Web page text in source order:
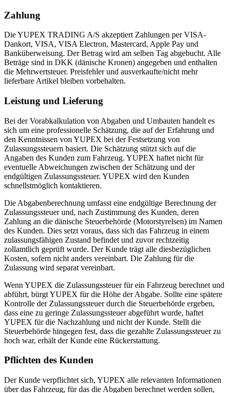
Zahlung
Die YUPEX TRADING A/S akzeptiert Zahlungen per VISA-
Dankort, VISA, VISA Electron, Mastercard, Apple Pay und
Banküberweisung. Der Betrag wird am selben Tag abgebucht. Alle
Beträge sind in DKK (dänische Kronen) angegeben und enthalten
die Mehrwertsteuer. Preisfehler und ausverkaufte/nicht mehr
lieferbare Artikel bleiben vorbehalten.
Leistung und Lieferung
Bei der Vorabkalkulation von Abgaben und Umbauten handelt es
sich um eine professionelle Schätzung, die auf der Erfahrung und
den Kenntnissen von YUPEX bei der Festsetzung von
Zulassungssteuern basiert. Die Schätzung stützt sich auf die
Angaben des Kunden zum Fahrzeug. YUPEX haftet nicht für
eventuelle Abweichungen zwischen der Schätzung und der
endgültigen Zulassungssteuer. YUPEX wird den Kunden
schnellstmöglich kontaktieren.
Die Abgabenberechnung umfasst eine endgültige Berechnung der
Zulassungssteuer und, nach Zustimmung des Kunden, deren
Zahlung an die dänische Steuerbehörde (Motorstyrelsen) im Namen
des Kunden. Dies setzt voraus, dass sich das Fahrzeug in einem
zulassungsfähigen Zustand befindet und zuvor rechtzeitig
zollamtlich geprüft wurde. Der Kunde trägt alle diesbezüglichen
Kosten, sofern nicht anders vereinbart. Die Zahlung für die
Zulassung wird separat vereinbart.
Wenn YUPEX die Zulassungssteuer für ein Fahrzeug berechnet und
abführt, bürgt YUPEX für die Höhe der Abgabe. Sollte eine spätere
Kontrolle der Zulassungssteuer durch die Steuerbehörde ergeben,
dass eine zu geringe Zulassungssteuer abgeführt wurde, haftet
YUPEX für die Nachzahlung und nicht der Kunde. Stellt die
Steuerbehörde hingegen fest, dass die gezahlte Zulassungssteuer zu
hoch war, erhält der Kunde eine Rückerstattung.
Pflichten des Kunden
Der Kunde verpflichtet sich, YUPEX alle relevanten Informationen
über das Fahrzeug, für das die Abgaben berechnet werden sollen,